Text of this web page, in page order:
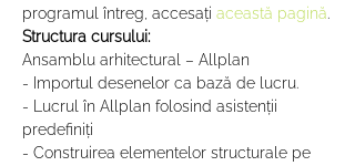
programul întreg, accesați această pagină.
Structura cursului:
Ansamblu arhitectural – Allplan
- Importul desenelor ca bază de lucru.
- Lucrul în Allplan folosind asistenții
predefiniți
- Construirea elementelor structurale pe